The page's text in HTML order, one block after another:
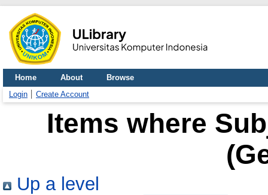
Home About
Browse
Login
Create Account
Items where
Up a level